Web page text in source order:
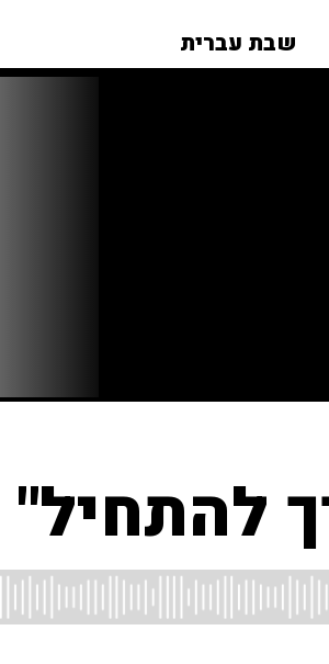
שבת עברית
להתחיל"